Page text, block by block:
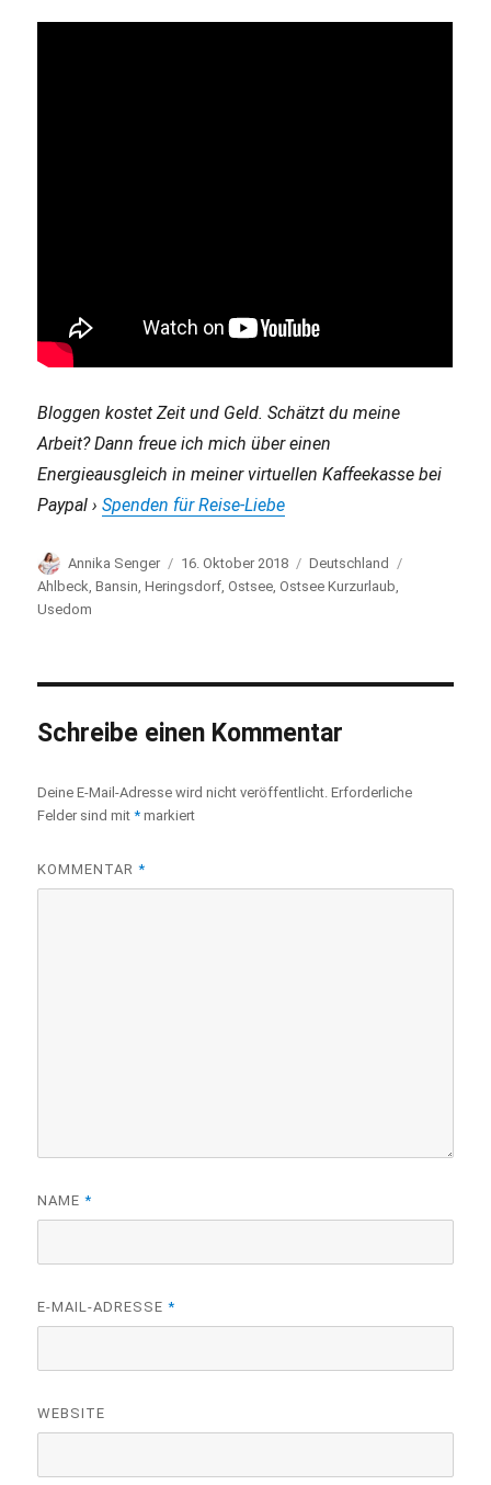
Bloggen kostet Zeit und Geld. Schätzt du meine
Arbeit? Dann freue ich mich über einen
Energieausgleich in meiner virtuellen Kaffeekasse bei
Paypal ›Spenden für Reise-Liebe
Autor
Annika Senger
Veröffentlicht
am
16. Oktober 2018 Kategorien
Deutschland
Ahlbeck ,Bansin ,Heringsdorf ,Ostsee ,Ostsee Kurzurlaub
Usedom
Schreibe einen Kommentar
Deine E-Mail-Adresse wird nicht veröffentlicht. Erforderliche
Felder sind mit* markiert
KOMMENTAR*
NAME*
E-MAIL-ADRESSE*
WEBSITE